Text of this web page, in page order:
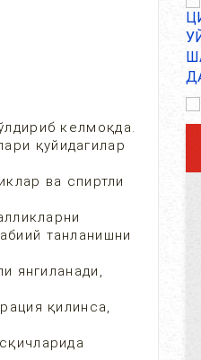
келмоқда.
қуйидагилар
ва спиртли
танланишни
янгиланади,
қилинса,